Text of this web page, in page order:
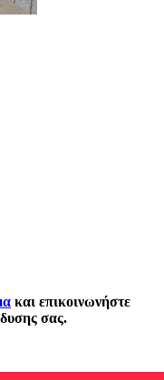
και επικοινωνήστε
σας.